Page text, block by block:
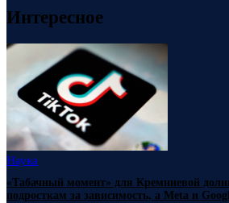
Интересное
Наука
«Табачный момент» для Кремниевой
подросткам за зависимость, а Meta и